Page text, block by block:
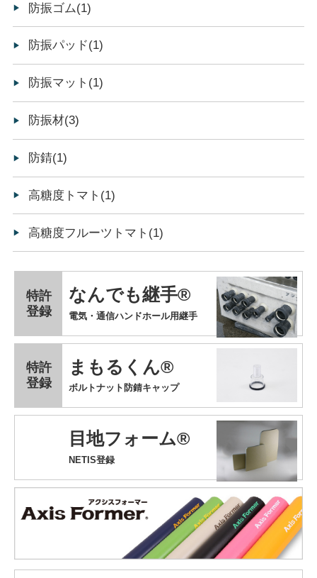
防振ゴム(1)
防振パッド(1)
防振マット(1)
防振材(3)
防錆(1)
高糖度トマト(1)
高糖度フルーツトマト(1)
なんでも継手®
特許
登録
電気・通信ハンドホール用継手
まもるくん®
特許
登録
ボルトナット防錆キャップ
目地フォーム®
NETIS登録